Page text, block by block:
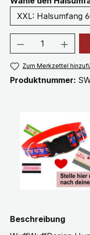
Produkt
Zum Merkzettel
Produktnummer:
Beschreibung